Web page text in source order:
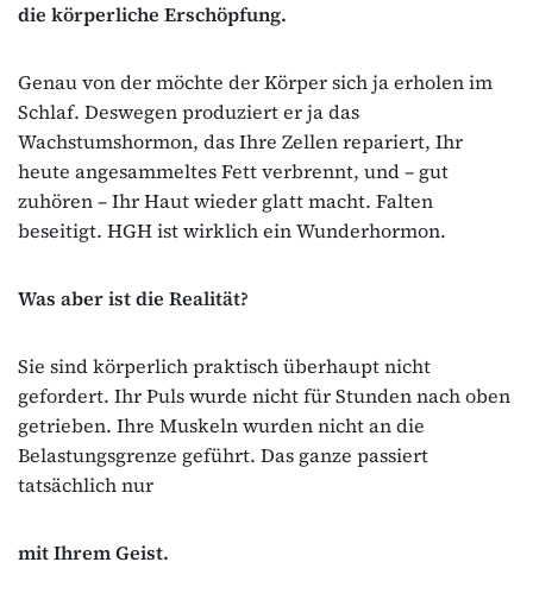
die körperliche Erschöpfung.
Genau von der möchte der Körper sich ja erholen im
Schlaf. Deswegen produziert er ja das
Wachstumshormon, das Ihre Zellen repariert, Ihr
heute angesammeltes Fett verbrennt, und – gut
zuhören – Ihr Haut wieder glatt macht. Falten
beseitigt. HGH ist wirklich ein Wunderhormon.
Was aber ist die Realität?
Sie sind körperlich praktisch überhaupt nicht
gefordert. Ihr Puls wurde nicht für Stunden nach oben
getrieben. Ihre Muskeln wurden nicht an die
Belastungsgrenze geführt. Das ganze passiert
tatsächlich nur
mit Ihrem Geist.